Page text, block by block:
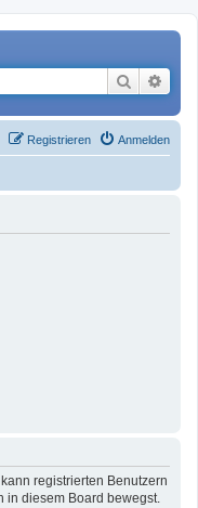
Suche
Anmelden
Registrieren
registrierten Benutzern
in diesem Board bewegst.